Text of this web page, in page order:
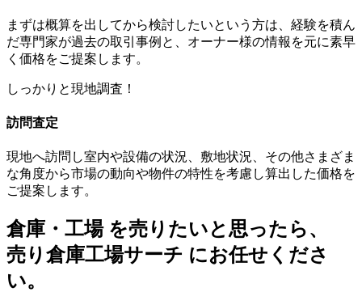
まずは概算を出してから検討したいという方は、経験を積ん
だ専門家が過去の取引事例と、オーナー様の情報を元に素早
く価格をご提案します。
しっかりと現地調査！
訪問査定
現地へ訪問し室内や設備の状況、敷地状況、その他さまざま
な角度から市場の動向や物件の特性を考慮し算出した価格を
ご提案します。
倉庫 ・ 工場 を売りたいと思ったら、
売り倉庫工場サーチ にお任せくださ
い。